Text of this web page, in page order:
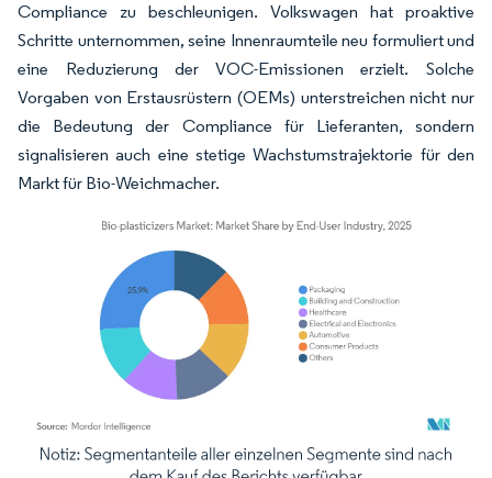
Compliance zu beschleunigen. Volkswagen hat proaktive
Schritte unternommen, seine Innenraumteile neu formuliert und
eine Reduzierung der VOC-Emissionen erzielt. Solche
Vorgaben von Erstausrüstern (OEMs) unterstreichen nicht nur
die Bedeutung der Compliance für Lieferanten, sondern
signalisieren auch eine stetige Wachstumstrajektorie für den
Markt für Bio-Weichmacher.
Bild © Mordor Intelligence. Wiederverwendung erfordert Namensnennung